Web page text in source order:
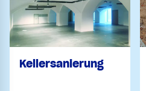
Kellersanierung